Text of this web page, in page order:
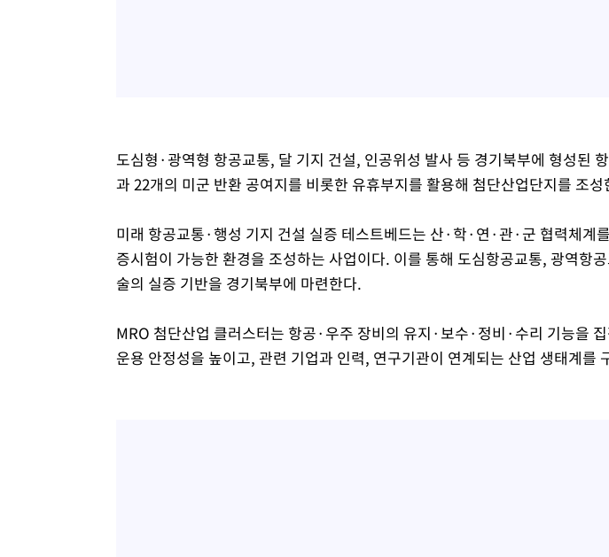
도심형·광역형 항공교통, 달 기지 건설, 인공위성 발사 등 경기북부에 형성된
과 22개의 미군 반환 공여지를 비롯한 유휴부지를 활용해 첨단산업단지를 조
미래 항공교통·행성 기지 건설 실증 테스트베드는 산·학·연·관·군 협력체계
증시험이 가능한 환경을 조성하는 사업이다. 이를 통해 도심항공교통, 광역항
술의 실증 기반을 경기북부에 마련한다.
MRO 첨단산업 클러스터는 항공·우주 장비의 유지·보수·정비·수리 기능을
운용 안정성을 높이고, 관련 기업과 인력, 연구기관이 연계되는 산업 생태계를